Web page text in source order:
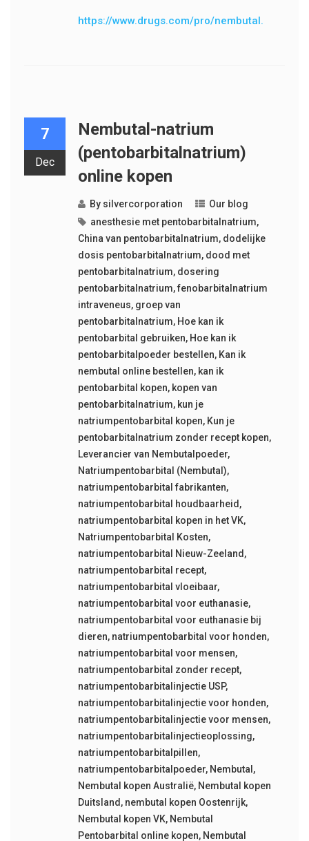
https://www.drugs.com/pro/nembutal.
7
Dec
Nembutal-natrium
(pentobarbitalnatrium)
online kopen
By silvercorporation
Our blog
anesthesie met pentobarbitalnatrium,
China van pentobarbitalnatrium, dodelijke
dosis pentobarbitalnatrium, dood met
pentobarbitalnatrium, dosering
pentobarbitalnatrium,fenobarbitalnatrium
intraveneus, groep van
pentobarbitalnatrium, Hoe kan ik
pentobarbital gebruiken, Hoe kan ik
pentobarbitalpoeder bestellen, Kan ik
nembutal online bestellen, kan ik
pentobarbital kopen, kopen van
pentobarbitalnatrium, kun je
natriumpentobarbital kopen, Kun je
pentobarbitalnatrium zonder recept kopen,
Leverancier van Nembutalpoeder,
Natriumpentobarbital (Nembutal),
natriumpentobarbital fabrikanten,
natriumpentobarbital houdbaarheid ,
natriumpentobarbital kopen in het VK,
Natriumpentobarbital Kosten,
natriumpentobarbital Nieuw-Zeeland ,
natriumpentobarbital recept,
natriumpentobarbital vloeibaar,
natriumpentobarbital voor euthanasie,
natriumpentobarbital voor euthanasie bij
dieren, natriumpentobarbital voor honden,
natriumpentobarbital voor mensen,
natriumpentobarbital zonder recept,
natriumpentobarbitalinjectie USP,
natriumpentobarbitalinjectie voor honden,
natriumpentobarbitalinjectie voor mensen,
natriumpentobarbitalinjectieoplossing,
natriumpentobarbitalpillen,
natriumpentobarbitalpoeder, Nembutal ,
Nembutal kopen Australië, Nembutal kopen
Duitsland , nembutal kopen Oostenrijk,
Nembutal kopen VK, Nembutal
Pentobarbital online kopen, Nembutal